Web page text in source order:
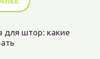
для штор: какие